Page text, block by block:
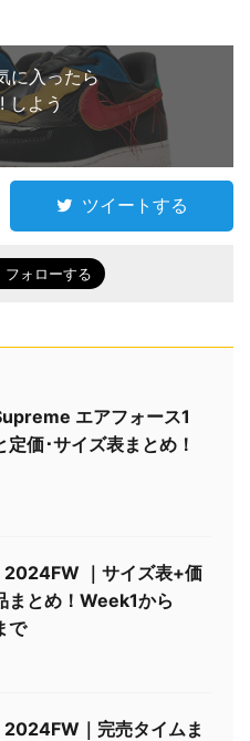
に入ったら
しよう
ツイートする
エアフォース1
定価･サイズ表まとめ！
｜サイズ表+価
まとめ！Week1から
で
｜完売タイムま